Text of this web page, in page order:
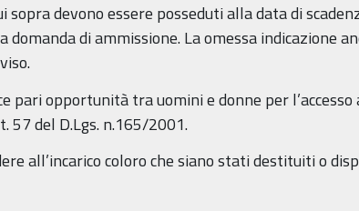
sopra devono essere posseduti alla data di
domanda di ammissione. La omessa indicazione
pari opportunità tra uomini e donne per
57 del D.Lgs. n.165/2001.
all’incarico coloro che siano stati destituiti o